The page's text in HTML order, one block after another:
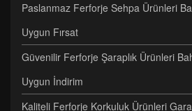
Paslanmaz Ferforje Sehpa Ürünleri
Uygun Fırsat
Güvenilir Ferforje Şaraplık Ürünleri
Uygun İndirim
Kaliteli Ferforje Korkuluk Ürünleri